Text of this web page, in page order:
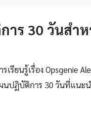
ร 30 วันสำห
รียนรู้เรื่อง Opsgenie
นปฏิบัติการ 30 วันที่แนะ